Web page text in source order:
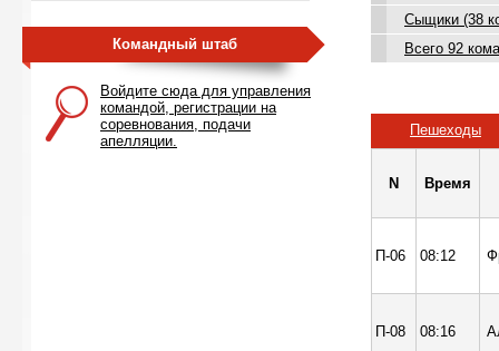
Командный штаб
Войдите сюда для управления
командой, регистрации на
соревнования, подачи
апелляции.
Сыщики (38
Всего 92
Пешеходы
N Время
П-06 08:12
П-08 08:16